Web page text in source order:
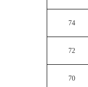
74
72
70